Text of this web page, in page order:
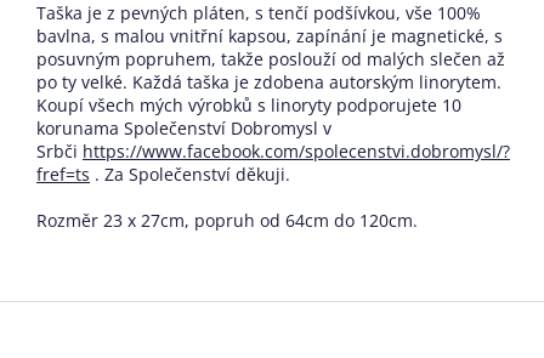
Taška je z pevných pláten, s tenčí podšívkou, vše 100%
bavlna, s malou vnitřní kapsou, zapínání je magnetické, s
posuvným popruhem, takže poslouží od malých slečen až
po ty velké. Každá taška je zdobena autorským linorytem.
Koupí všech mých výrobků s linoryty podporujete 10
korunama Společenství Dobromysl v
Srbči https://www.facebook.com/spolecenstvi.dobromysl/?
fref=ts . Za Společenství děkuji.
Rozměr 23 x 27cm, popruh od 64cm do 120cm.
Z